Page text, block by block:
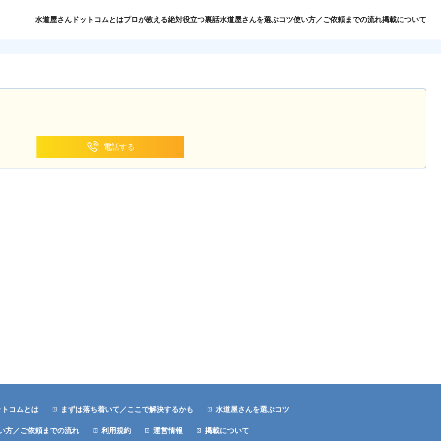
水道屋さんドットコムとはプロが教える絶対役立つ裏話水道屋さんを選ぶコツ使い方／ご依頼までの流れ掲載について
電話する
コムとは まずは落ち着いて／ここで解決するかも 水道屋さんを選ぶコツ
方／ご依頼までの流れ 利用規約 運営情報 掲載について